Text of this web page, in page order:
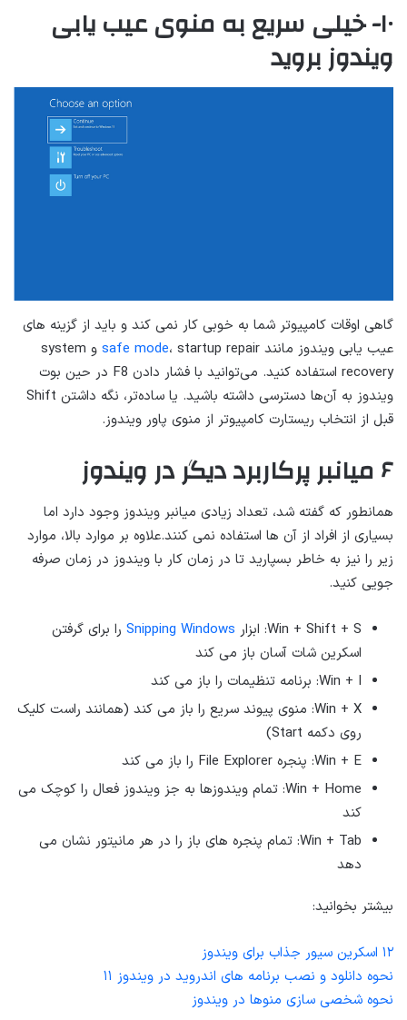
۱۰- خیلی سریع به منوی عیب یابی
ویندوز بروید
گاهی اوقات کامپیوتر شما به خوبی کار نمی کند و باید از گزینه های
عیب یابی ویندوز مانند
safe mode
، startup repair و system
recovery استفاده کنید. می‌توانید با فشار دادن F8 در حین بوت
ویندوز به آن‌ها دسترسی داشته باشید. یا ساده‌تر، نگه داشتن Shift
قبل از انتخاب ریستارت کامپیوتر از منوی پاور ویندوز.
۶ میانبر پرکاربرد دیگر در ویندوز
همانطور که گفته شد، تعداد زیادی میانبر ویندوز وجود دارد اما
بسیاری از افراد از آن ها استفاده نمی کنند.علاوه بر موارد بالا، موارد
زیر را نیز به خاطر بسپارید تا در زمان کار با ویندوز در زمان صرفه
جویی کنید.
Win + Shift + S: ابزار Snipping Windows را برای گرفتن
اسکرین شات آسان باز می کند
Win + I: برنامه تنظیمات را باز می کند
Win + X: منوی پیوند سریع را باز می کند (همانند راست کلیک
روی دکمه Start)
Win + E: پنجره File Explorer را باز می کند
Win + Home: تمام ویندوزها به جز ویندوز فعال را کوچک می
کند
Win + Tab: تمام پنجره های باز را در هر مانیتور نشان می
دهد
بیشتر بخوانید:
۱۲ اسکرین سیور جذاب برای ویندوز
نحوه دانلود و نصب برنامه های اندروید در ویندوز ۱۱
نحوه شخصی سازی منوها در ویندوز